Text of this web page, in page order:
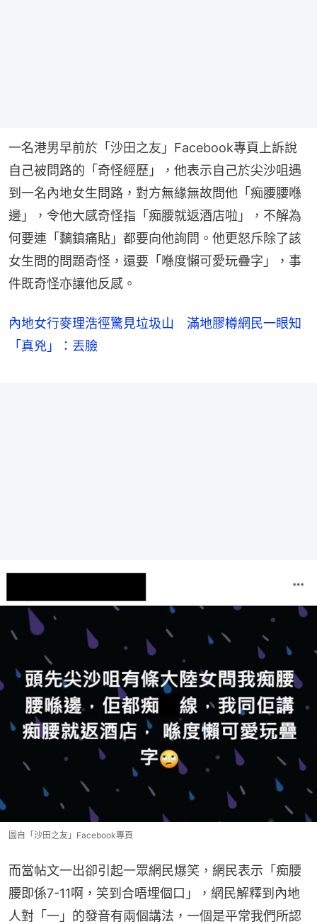
一名港男早前於「沙田之友」Facebook專頁上訴說
自己被問路的「奇怪經歷」，他表示自己於尖沙咀遇
到一名內地女生問路，對方無緣無故問他「痴腰腰喺
邊」，令他大感奇怪指「痴腰就返酒店啦」，不解為
何要連「黐鎮痛貼」都要向他詢問。他更怒斥除了該
女生問的問題奇怪，還要「喺度懶可愛玩疊字」，事
件既奇怪亦讓他反感。
內地女行麥理浩徑驚見垃圾山 滿地膠樽網民一眼知
「真兇」：丟臉
圖自「沙田之友」Facebook專頁
而當帖文一出卻引起一眾網民爆笑，網民表示「痴腰
腰即係7-11啊，笑到合唔埋個口」，網民解釋到內地
人對「一」的發音有兩個講法，一個是平常我們所認